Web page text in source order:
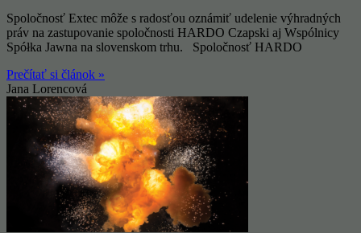
Spoločnosť Extec môže s radosťou oznámiť udelenie výhradných
práv na zastupovanie spoločnosti HARDO Czapski aj Wspólnicy
Spółka Jawna na slovenskom trhu. Spoločnosť HARDO
Prečítať si článok »
Jana Lorencová